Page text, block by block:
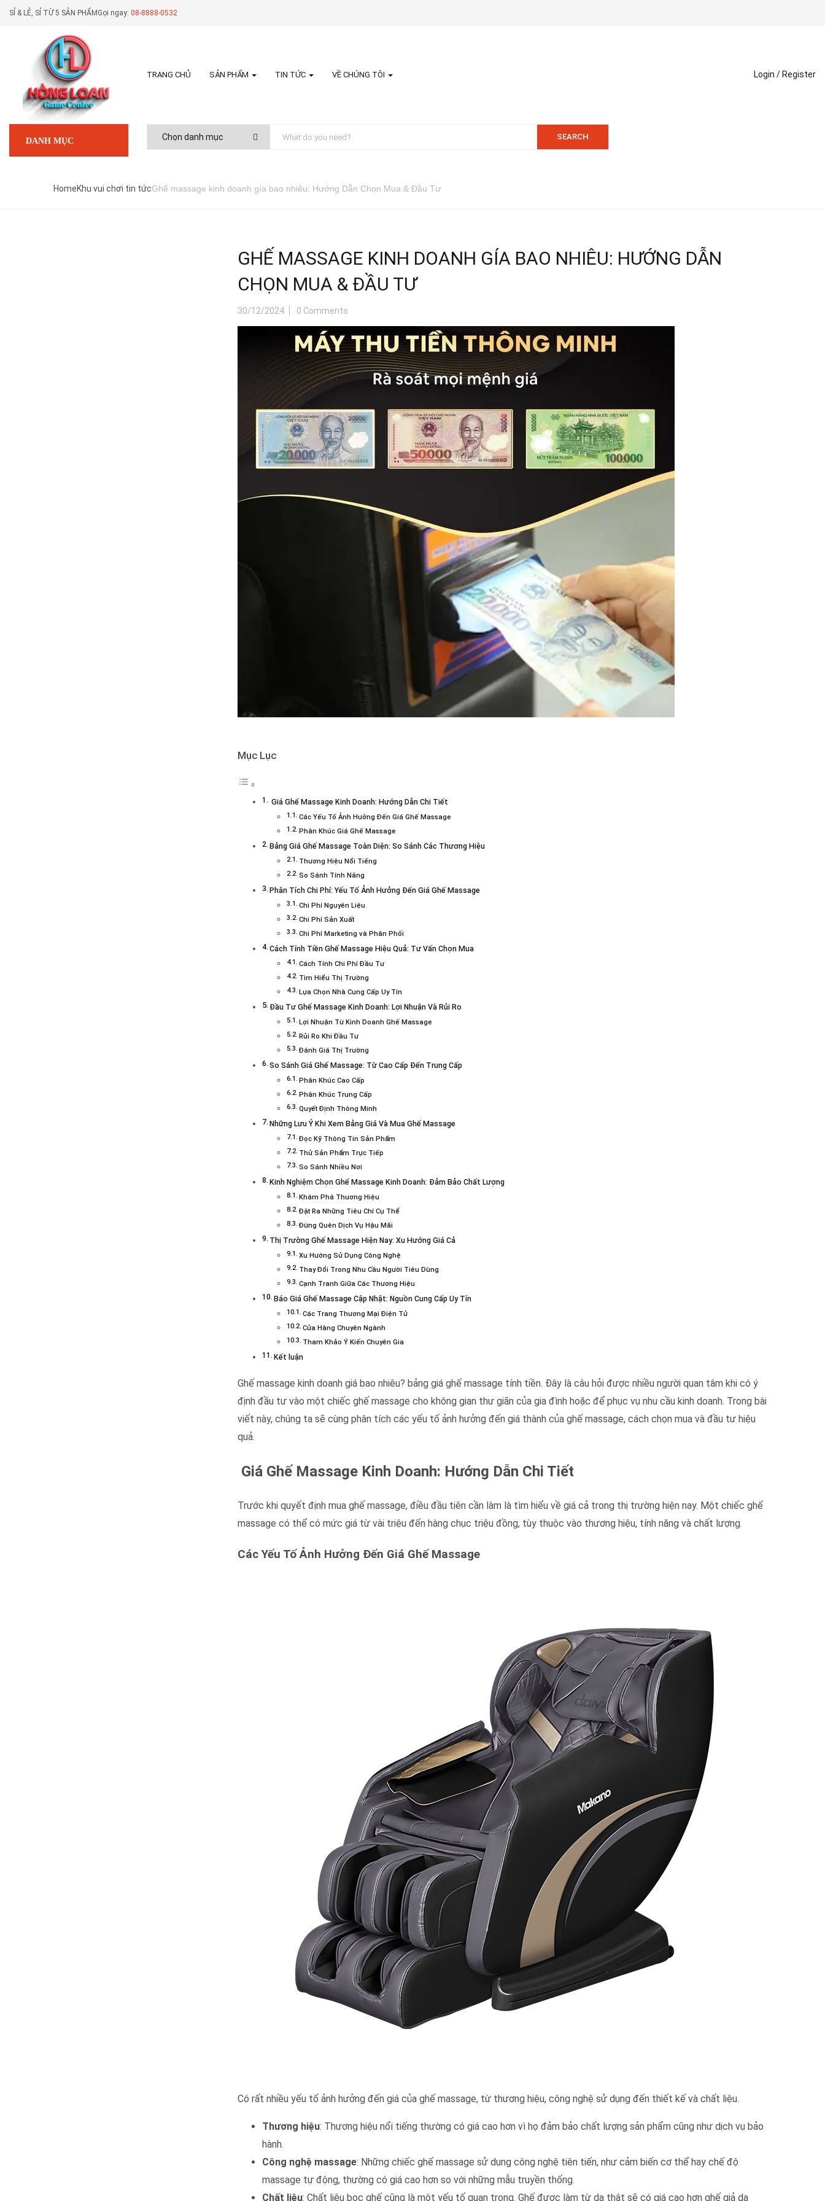
SỈ & LẺ, SỈ TỪ 5 SẢN PHẨM Gọi ngay: 08-8888-0532
TRANG CHỦ SẢN PHẨM TIN TỨC VỀ CHÚNG TÔI Login / Register
DANH MỤC SEARCH
HomeKhu vui chơi tin tứcGhế massage kinh doanh gía bao nhiêu: Hướng Dẫn Chọn Mua & Đầu Tư
GHẾ MASSAGE KINH DOANH GÍA BAO NHIÊU: HƯỚNG DẪN
CHỌN MUA & ĐẦU TƯ
30/12/2024 0 Comments
Mục Lục
Giá Ghế Massage Kinh Doanh: Hướng Dẫn Chi Tiết
Các Yếu Tố Ảnh Hưởng Đến Giá Ghế Massage
Phân Khúc Giá Ghế Massage
Bảng Giá Ghế Massage Toàn Diện: So Sánh Các Thương Hiệu
Thương Hiệu Nổi Tiếng
So Sánh Tính Năng
Phân Tích Chi Phí: Yếu Tố Ảnh Hưởng Đến Giá Ghế Massage
Chi Phí Nguyên Liệu
Chi Phí Sản Xuất
Chi Phí Marketing và Phân Phối
Cách Tính Tiền Ghế Massage Hiệu Quả: Tư Vấn Chọn Mua
Cách Tính Chi Phí Đầu Tư
Tìm Hiểu Thị Trường
Lựa Chọn Nhà Cung Cấp Uy Tín
Đầu Tư Ghế Massage Kinh Doanh: Lợi Nhuận Và Rủi Ro
Lợi Nhuận Từ Kinh Doanh Ghế Massage
Rủi Ro Khi Đầu Tư
Đánh Giá Thị Trường
So Sánh Giá Ghế Massage: Từ Cao Cấp Đến Trung Cấp
Phân Khúc Cao Cấp
Phân Khúc Trung Cấp
Quyết Định Thông Minh
Những Lưu Ý Khi Xem Bảng Giá Và Mua Ghế Massage
Đọc Kỹ Thông Tin Sản Phẩm
Thử Sản Phẩm Trực Tiếp
So Sánh Nhiều Nơi
Kinh Nghiệm Chọn Ghế Massage Kinh Doanh: Đảm Bảo Chất Lượng
Khám Phá Thương Hiệu
Đặt Ra Những Tiêu Chí Cụ Thể
Đừng Quên Dịch Vụ Hậu Mãi
Thị Trường Ghế Massage Hiện Nay: Xu Hướng Giá Cả
Xu Hướng Sử Dụng Công Nghệ
Thay Đổi Trong Nhu Cầu Người Tiêu Dùng
Cạnh Tranh Giữa Các Thương Hiệu
Báo Giá Ghế Massage Cập Nhật: Nguồn Cung Cấp Uy Tín
Các Trang Thương Mại Điện Tử
Cửa Hàng Chuyên Ngành
Tham Khảo Ý Kiến Chuyên Gia
Kết luận
Ghế massage kinh doanh giá bao nhiêu? bảng giá ghế massage tính tiền. Đây là câu hỏi được nhiều người quan tâm khi có ý
định đầu tư vào một chiếc ghế massage cho không gian thư giãn của gia đình hoặc để phục vụ nhu cầu kinh doanh. Trong bài
viết này, chúng ta sẽ cùng phân tích các yếu tố ảnh hưởng đến giá thành của ghế massage, cách chọn mua và đầu tư hiệu
quả.
Giá Ghế Massage Kinh Doanh: Hướng Dẫn Chi Tiết
Trước khi quyết định mua ghế massage, điều đầu tiên cần làm là tìm hiểu về giá cả trong thị trường hiện nay. Một chiếc ghế
massage có thể có mức giá từ vài triệu đến hàng chục triệu đồng, tùy thuộc vào thương hiệu, tính năng và chất lượng.
Các Yếu Tố Ảnh Hưởng Đến Giá Ghế Massage
Có rất nhiều yếu tố ảnh hưởng đến giá của ghế massage, từ thương hiệu, công nghệ sử dụng đến thiết kế và chất liệu.
Thương hiệu: Thương hiệu nổi tiếng thường có giá cao hơn vì họ đảm bảo chất lượng sản phẩm cũng như dịch vụ bảo
hành.
Công nghệ massage: Những chiếc ghế massage sử dụng công nghệ tiên tiến, như cảm biến cơ thể hay chế độ
massage tự động, thường có giá cao hơn so với những mẫu truyền thống.
Chất liệu: Chất liệu bọc ghế cũng là một yếu tố quan trọng. Ghế được làm từ da thật sẽ có giá cao hơn ghế giả da